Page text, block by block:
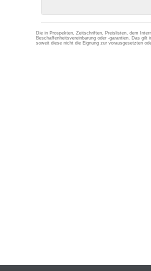
Die in Prospekten, Zeitschriften, Preislisten, dem
Beschaffenheitsvereinbarung oder -garantien. Das
soweit diese nicht die Eignung zur vorausgesetzten